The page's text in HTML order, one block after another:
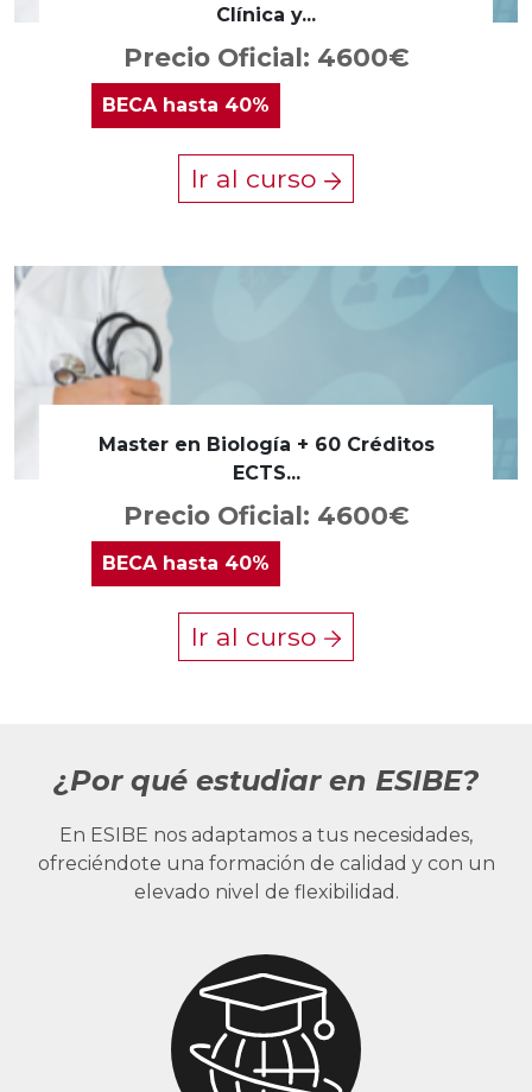
Clínica y...
Precio Oficial: 4600€
BECAhasta 40%
Ir al curso
Master en Biología + 60 Créditos
ECTS...
Precio Oficial: 4600€
BECA hasta 40%
Ir al curso
¿Por qué estudiar en ESIBE?
En ESIBE nos adaptamos a tus necesidades,
ofreciéndote una formación de calidad y con un
elevado nivel de flexibilidad.